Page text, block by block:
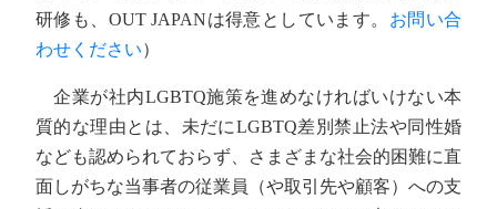
研修も、OUT JAPANは得意としています。 お問い合
わせください）
企業が社内LGBTQ施策を進めなければいけない本
質的な理由とは、未だにLGBTQ差別禁止法や同性婚
なども認められておらず、さまざまな社会的困難に直
面しがちな当事者の従業員（や取引先や顧客）への支